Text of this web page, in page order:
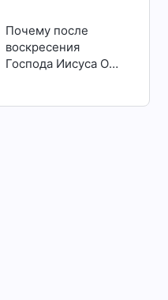
Почему после
воскресения
Господа Иисуса Он